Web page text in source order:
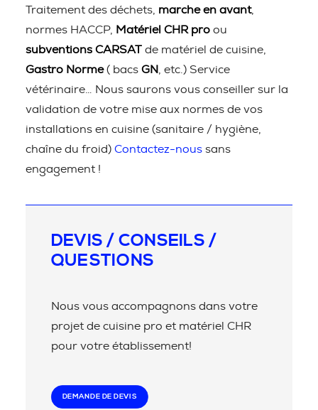
Traitement des déchets, marche en avant,
normes HACCP,
Matériel CHR pro ou
subventions CARSAT de matériel de cuisine,
Gastro Norme( bacs GN
, etc.) Service
vétérinaire… Nous saurons vous conseiller sur la
validation de votre mise aux normes de vos
installations en cuisine (sanitaire / hygiène,
chaîne du froid) Contactez-nous sans
engagement !
DEVIS / CONSEILS /
QUESTIONS
Nous vous accompagnons dans votre
projet de cuisine pro et matériel CHR
pour votre établissement!
DEMANDE DE DEVIS